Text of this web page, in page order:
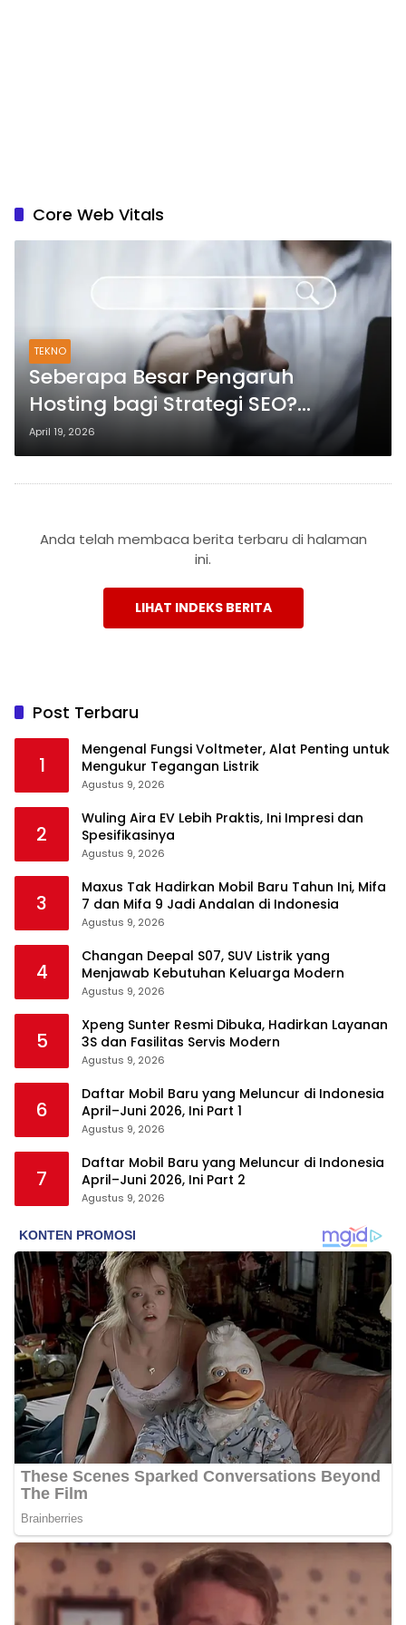
Core Web Vitals
TEKNO
Seberapa Besar Pengaruh
Hosting bagi Strategi SEO?
Jangan Salah Pilih!
April 19, 2026
Anda telah membaca berita terbaru di halaman
ini.
LIHAT INDEKS BERITA
Post Terbaru
1
Mengenal Fungsi Voltmeter, Alat Penting untuk
Mengukur Tegangan Listrik
Agustus 9, 2026
2
Wuling Aira EV Lebih Praktis, Ini Impresi dan
Spesifikasinya
Agustus 9, 2026
3
Maxus Tak Hadirkan Mobil Baru Tahun Ini, Mifa
7 dan Mifa 9 Jadi Andalan di Indonesia
Agustus 9, 2026
4
Changan Deepal S07, SUV Listrik yang
Menjawab Kebutuhan Keluarga Modern
Agustus 9, 2026
5
Xpeng Sunter Resmi Dibuka, Hadirkan Layanan
3S dan Fasilitas Servis Modern
Agustus 9, 2026
6
Daftar Mobil Baru yang Meluncur di Indonesia
April–Juni 2026, Ini Part 1
Agustus 9, 2026
7
Daftar Mobil Baru yang Meluncur di Indonesia
April–Juni 2026, Ini Part 2
Agustus 9, 2026